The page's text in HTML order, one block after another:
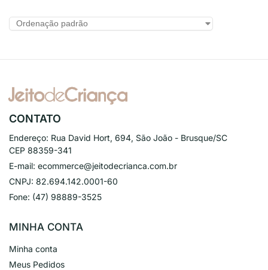
CONTATO
Endereço: Rua David Hort, 694, São João - Brusque/SC
CEP 88359-341
E-mail: ecommerce@jeitodecrianca.com.br
CNPJ: 82.694.142.0001-60
Fone: (47) 98889-3525
MINHA CONTA
Minha conta
Meus Pedidos